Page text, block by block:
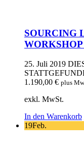
SOURCING
WORKSHOP
25. Juli 2019
1.190,00 € plus
exkl. MwSt.
In den Warenkorb
19Feb.